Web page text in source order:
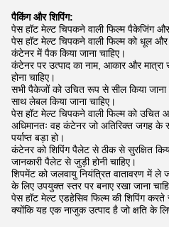
पैकिंग और शिपिंग:
पेस हॉट मेल्ट चिपकने वाली फिल्म पैकेजिंग और
पेस हॉट मेल्ट चिपकने वाली फिल्म को धूल
कंटेनर में पैक किया जाना चाहिए।
कंटेनर पर उत्पाद का नाम, आकार और मात्रा
होना चाहिए।
सभी पैकेजों को उचित रूप से सील किया
साथ लेबल किया जाना चाहिए।
पेस हॉट मेल्ट चिपकने वाली फिल्म को उचित
अधिमानतः वह कंटेनर जो अतिरिक्त जगह के
पर्याप्त बड़ा हो।
कंटेनर को शिपिंग पैलेट से ठीक से सुरक्षित
जानकारी पैलेट से जुड़ी होनी चाहिए।
शिपमेंट को जलवायु नियंत्रित वातावरण में ले
के लिए उपयुक्त स्तर पर बनाए रखा जाना
पेस हॉट मेल्ट एडहेसिव फिल्म की शिपिंग करते
क्योंकि यह एक नाजुक उत्पाद है जो क्षति के